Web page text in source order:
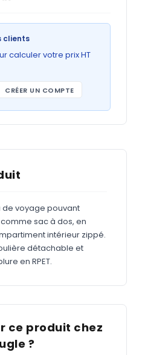
bobine
clients
calculer votre prix HT
CRÉER UN COMPTE
de voyage pouvant
sac à dos, en
intérieur zippé.
détachable et
en RPET.
ce produit chez
?